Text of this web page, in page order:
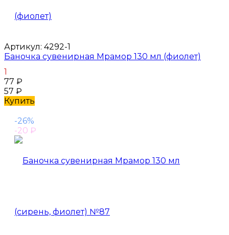
Артикул: 4292-1
Баночка сувенирная Мрамор 130 мл (фиолет)
1
77 ₽
57 ₽
Купить
-26%
-20 ₽